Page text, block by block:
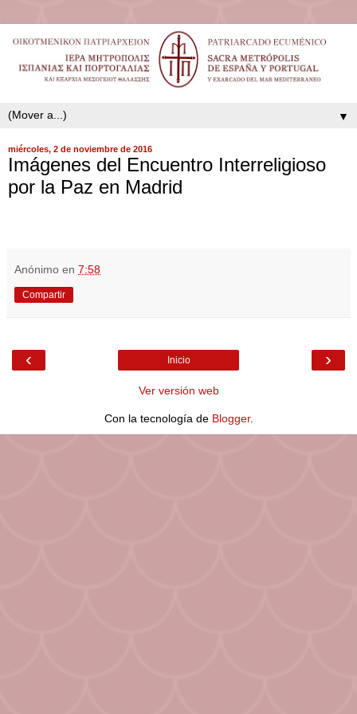
▼
miércoles, 2 de noviembre de 2016
Imágenes del Encuentro Interreligioso
por la Paz en Madrid
Anónimo en 7:58
Compartir
‹ ›
Inicio
Ver versión web
Con la tecnología de Blogger.